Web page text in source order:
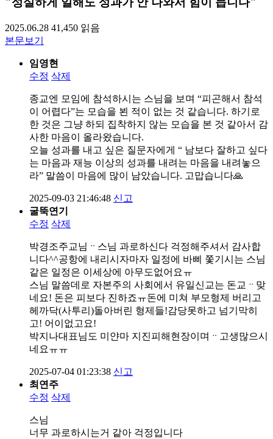
2025.06.28 41,450 읽음
본문보기
임영현
수정 삭제
종교엔 모임에 참석하시는 스님을 보며 “피곤해서 참석
이 어렵다”는 모습을 뵌 적이 없는 것 같습니다. 하기로
한 것은 그냥 하되 집착하지 않는 모습을 본 것 같아서 감
사한 마음이 올라왔습니다.
오늘 성과를 내고 싶은 질문자에게 “ 남보다 잘하고 싶다
는 마음과 재능 이상의 성과를 내려는 마음을 내려놓으
라” 말씀이 마음에 많이 남았습니다. 고맙습니다🙏
2025-09-03 21:46:48 신고
굴뚝연기
수정 삭제
박경조주교님ᆢ스님 과로하신다 걱정해주셔서 감사합
니다^^공항에 내리시자마자 일정에 바삐 쫓기시는 스님
같은 일정은 이세상에 아무도없어요ㅠ
스님 말씀데로 자본주의 사회에서 유일신교는 돈교ᆢ맞
네요! 돈은 피보다 진하죠ㅠ돈에 미쳐 부모형제 버리고
헤까닥(사투리)돌아버린 형제들!감당못하고 넘기막히
고! 어이없고요!
박지나대표님도 미얀마 지진피해현장이며ᆢ고생많으시
네요ㅠㅠ
2025-07-04 01:23:38 신고
최연주
수정 삭제
스님
너무 과로하시는거 같아 걱정입니다